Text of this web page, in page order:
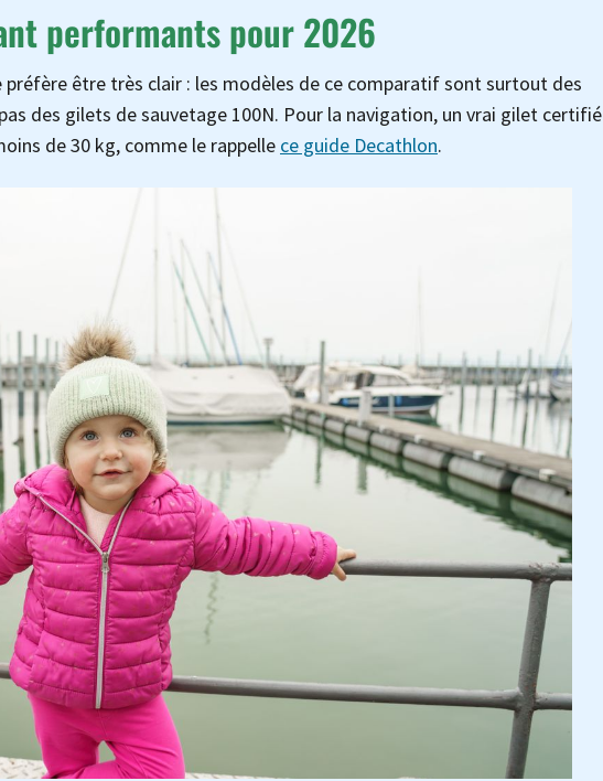
performants pour 2026
être très clair : les modèles de ce comparatif sont surtout des
des gilets de sauvetage 100N. Pour la navigation, un vrai gilet certifié
de 30 kg, comme le rappelle ce guide Decathlon.